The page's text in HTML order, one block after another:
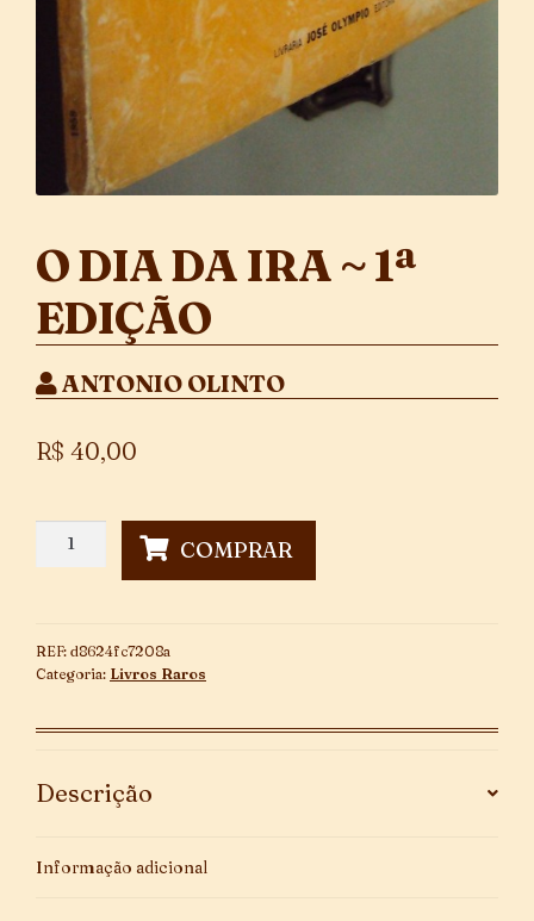
O DIA DA IRA ~ 1ª
EDIÇÃO
ANTONIO OLINTO
R$ 40,00
1ª
Edição
COMPRAR
REF: d8624fc7208a
Categoria: Livros Raros
Descrição
Informação adicional